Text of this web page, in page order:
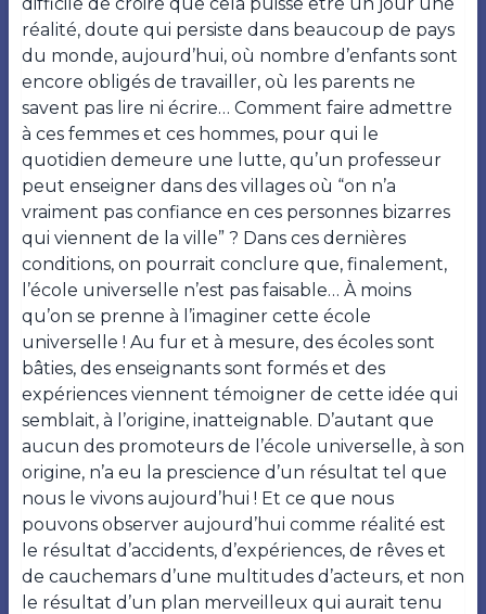
réalité, doute qui persiste dans beaucoup de pays
du monde, aujourd’hui, où nombre d’enfants sont
encore obligés de travailler, où les parents ne
savent pas lire ni écrire… Comment faire admettre
à ces femmes et ces hommes, pour qui le
quotidien demeure une lutte, qu’un professeur
peut enseigner dans des villages où “on n’a
vraiment pas confiance en ces personnes bizarres
qui viennent de la ville” ? Dans ces dernières
conditions, on pourrait conclure que, finalement,
l’école universelle n’est pas faisable… À moins
qu’on se prenne à l’imaginer cette école
universelle ! Au fur et à mesure, des écoles sont
bâties, des enseignants sont formés et des
expériences viennent témoigner de cette idée qui
semblait, à l’origine, inatteignable. D’autant que
aucun des promoteurs de l’école universelle, à son
origine, n’a eu la prescience d’un résultat tel que
nous le vivons aujourd’hui ! Et ce que nous
pouvons observer aujourd’hui comme réalité est
le résultat d’accidents, d’expériences, de rêves et
de cauchemars d’une multitudes d’acteurs, et non
le résultat d’un plan merveilleux qui aurait tenu